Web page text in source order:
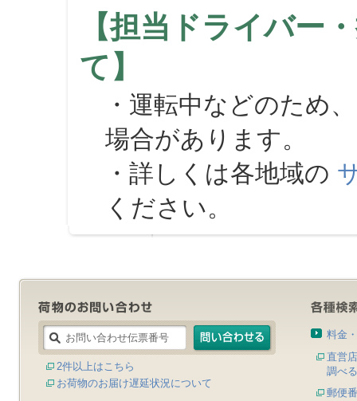
【担当ドライバー
て】
・運転中などのため
場合があります。
・詳しくは各地域の
ください。
2件以上はこちら
お荷物のお届け遅延状況について
料金
直営
調べる
郵便